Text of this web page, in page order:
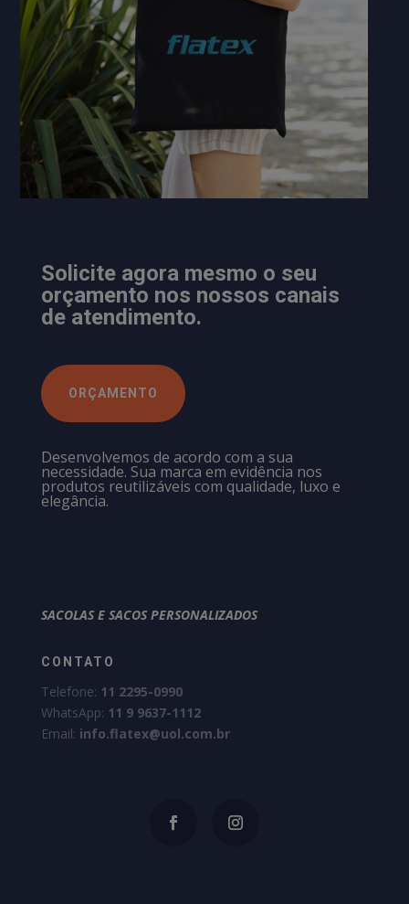
Solicite agora mesmo o seu
orçamento nos nossos canais
de atendimento.
ORÇAMENTO
Desenvolvemos de acordo com a sua
necessidade. Sua marca em evidência nos
produtos reutilizáveis com qualidade, luxo e
elegância.
SACOLAS E SACOS PERSONALIZADOS
CONTATO
Telefone: 11 2295-0990
WhatsApp: 11 9 9637-1112
Email: info.flatex@uol.com.br